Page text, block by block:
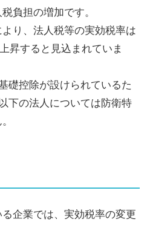
負担の増加です。
り、法人税等の実効税率は
昇すると見込まれていま
礎控除が設けられているた
下の法人については防衛特
企業では、実効税率の変更